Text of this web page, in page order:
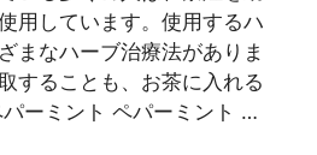
用しています。使用するハ
まなハーブ治療法がありま
することも、お茶に入れる
ーミント ペパーミント …